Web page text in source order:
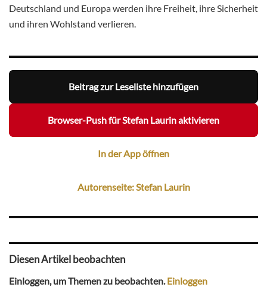
Deutschland und Europa werden ihre Freiheit, ihre Sicherheit
und ihren Wohlstand verlieren.
Beitrag zur Leseliste hinzufügen
Browser-Push für Stefan Laurin aktivieren
In der App öffnen
Autorenseite: Stefan Laurin
Diesen Artikel beobachten
Einloggen, um Themen zu beobachten.Einloggen